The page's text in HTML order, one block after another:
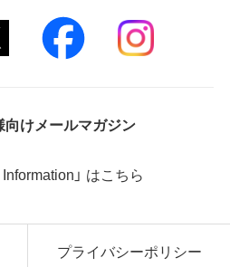
けメールマガジン
Information」 はこちら
プライバシーポリシー